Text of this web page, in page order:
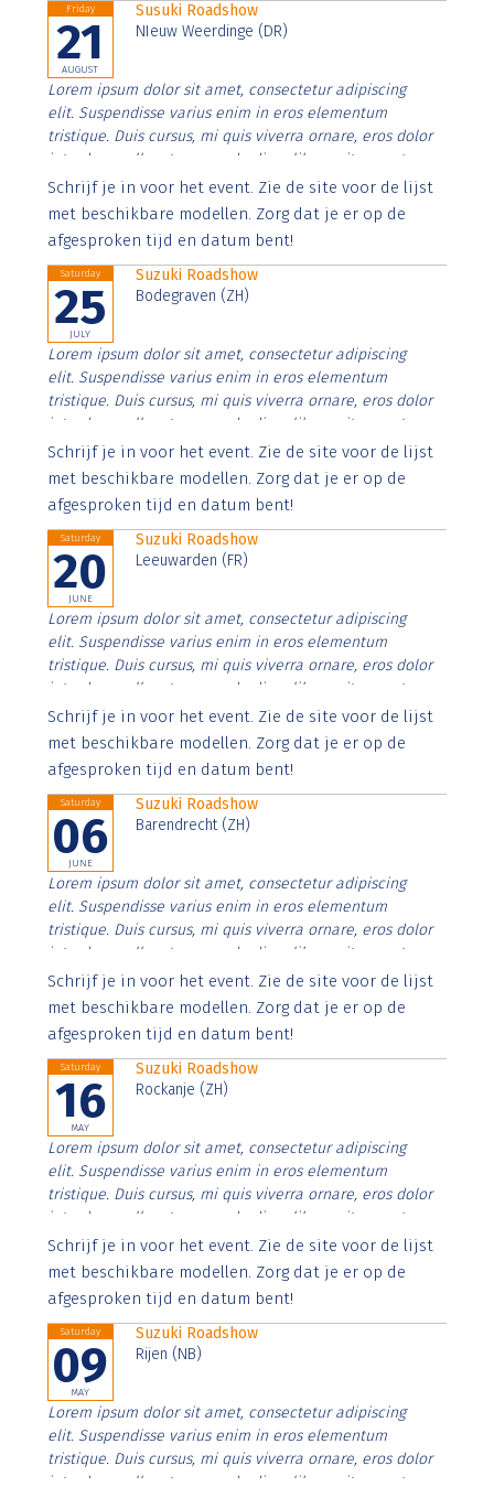
Friday
21
AUGUST
Susuki Roadshow
NIeuw Weerdinge (DR)
Lorem ipsum dolor sit amet, consectetur adipiscing
elit. Suspendisse varius enim in eros elementum
tristique. Duis cursus, mi quis viverra ornare, eros dolor
interdum nulla, ut commodo diam libero vitae erat.
Aenean faucibus nibh et justo cursus id rutrum lorem
imperdiet. Nunc ut sem vitae risus tristique posuere.
Schrijf je in voor het event. Zie de site voor de lijst
met beschikbare modellen. Zorg dat je er op de
afgesproken tijd en datum bent!
Saturday
25
JULY
Suzuki Roadshow
Bodegraven (ZH)
Lorem ipsum dolor sit amet, consectetur adipiscing
elit. Suspendisse varius enim in eros elementum
tristique. Duis cursus, mi quis viverra ornare, eros dolor
interdum nulla, ut commodo diam libero vitae erat.
Aenean faucibus nibh et justo cursus id rutrum lorem
imperdiet. Nunc ut sem vitae risus tristique posuere.
Schrijf je in voor het event. Zie de site voor de lijst
met beschikbare modellen. Zorg dat je er op de
afgesproken tijd en datum bent!
Saturday
20
JUNE
Suzuki Roadshow
Leeuwarden (FR)
Lorem ipsum dolor sit amet, consectetur adipiscing
elit. Suspendisse varius enim in eros elementum
tristique. Duis cursus, mi quis viverra ornare, eros dolor
interdum nulla, ut commodo diam libero vitae erat.
Aenean faucibus nibh et justo cursus id rutrum lorem
imperdiet. Nunc ut sem vitae risus tristique posuere.
Schrijf je in voor het event. Zie de site voor de lijst
met beschikbare modellen. Zorg dat je er op de
afgesproken tijd en datum bent!
Saturday
06
JUNE
Suzuki Roadshow
Barendrecht (ZH)
Lorem ipsum dolor sit amet, consectetur adipiscing
elit. Suspendisse varius enim in eros elementum
tristique. Duis cursus, mi quis viverra ornare, eros dolor
interdum nulla, ut commodo diam libero vitae erat.
Aenean faucibus nibh et justo cursus id rutrum lorem
imperdiet. Nunc ut sem vitae risus tristique posuere.
Schrijf je in voor het event. Zie de site voor de lijst
met beschikbare modellen. Zorg dat je er op de
afgesproken tijd en datum bent!
Saturday
16
MAY
Suzuki Roadshow
Rockanje (ZH)
Lorem ipsum dolor sit amet, consectetur adipiscing
elit. Suspendisse varius enim in eros elementum
tristique. Duis cursus, mi quis viverra ornare, eros dolor
interdum nulla, ut commodo diam libero vitae erat.
Aenean faucibus nibh et justo cursus id rutrum lorem
imperdiet. Nunc ut sem vitae risus tristique posuere.
Schrijf je in voor het event. Zie de site voor de lijst
met beschikbare modellen. Zorg dat je er op de
afgesproken tijd en datum bent!
Saturday
09
MAY
Suzuki Roadshow
Rijen (NB)
Lorem ipsum dolor sit amet, consectetur adipiscing
elit. Suspendisse varius enim in eros elementum
tristique. Duis cursus, mi quis viverra ornare, eros dolor
interdum nulla, ut commodo diam libero vitae erat.